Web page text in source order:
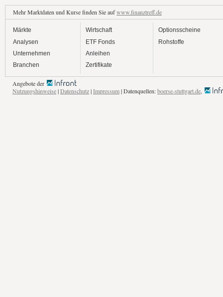
Mehr Marktdaten und Kurse finden Sie aufwww.finanztreff.de
Märkte
Analysen
Unternehmen
Branchen
Wirtschaft
ETF Fonds
Anleihen
Zertifikate
Optionsscheine
Rohstoffe
Angebote der
Nutzungshinweise|Datenschutz|Impressum| Datenquellen:boerse-stuttgart.de,